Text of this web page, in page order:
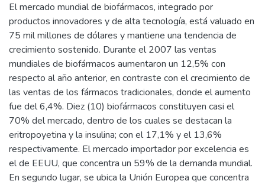
El mercado mundial de biofármacos, integrado por
productos innovadores y de alta tecnología, está valuado en
75 mil millones de dólares y mantiene una tendencia de
crecimiento sostenido. Durante el 2007 las ventas
mundiales de biofármacos aumentaron un 12,5% con
respecto al año anterior, en contraste con el crecimiento de
las ventas de los fármacos tradicionales, donde el aumento
fue del 6,4%. Diez (10) biofármacos constituyen casi el
70% del mercado, dentro de los cuales se destacan la
eritropoyetina y la insulina; con el 17,1% y el 13,6%
respectivamente. El mercado importador por excelencia es
el de EEUU, que concentra un 59% de la demanda mundial.
En segundo lugar, se ubica la Unión Europea que concentra